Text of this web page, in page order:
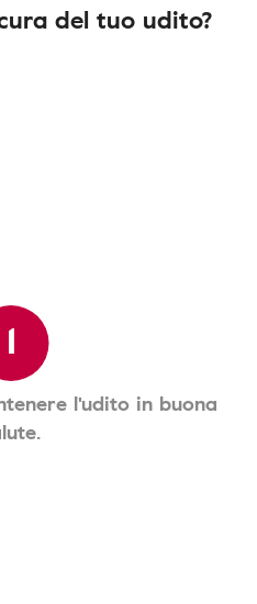
del tuo udito?
1
l'udito in buona